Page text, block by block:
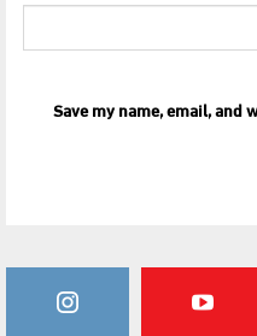
Save my name, email,